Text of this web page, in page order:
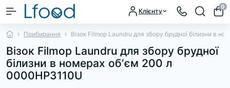
Клієнту
0
Прибирання Візок Filmop Laundru для збору брудної білизни в
Візок Filmop Laundru для збору брудної
білизни в номерах обʼєм 200 л
0000HP3110U